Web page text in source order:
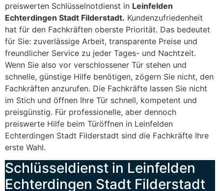
preiswerten Schlüsselnotdienst in Leinfelden
Echterdingen Stadt Filderstadt. Kundenzufriedenheit
hat für den Fachkräften oberste Priorität. Das bedeutet
für Sie: zuverlässige Arbeit, transparente Preise und
freundlicher Service zu jeder Tages- und Nachtzeit.
Wenn Sie also vor verschlossener Tür stehen und
schnelle, günstige Hilfe benötigen, zögern Sie nicht, den
Fachkräften anzurufen. Die Fachkräfte lassen Sie nicht
im Stich und öffnen Ihre Tür schnell, kompetent und
preisgünstig. Für professionelle, aber dennoch
preiswerte Hilfe beim Türöffnen in Leinfelden
Echterdingen Stadt Filderstadt sind die Fachkräfte Ihre
erste Wahl.
Schlüsseldienst in Leinfelden
Echterdingen Stadt Filderstadt